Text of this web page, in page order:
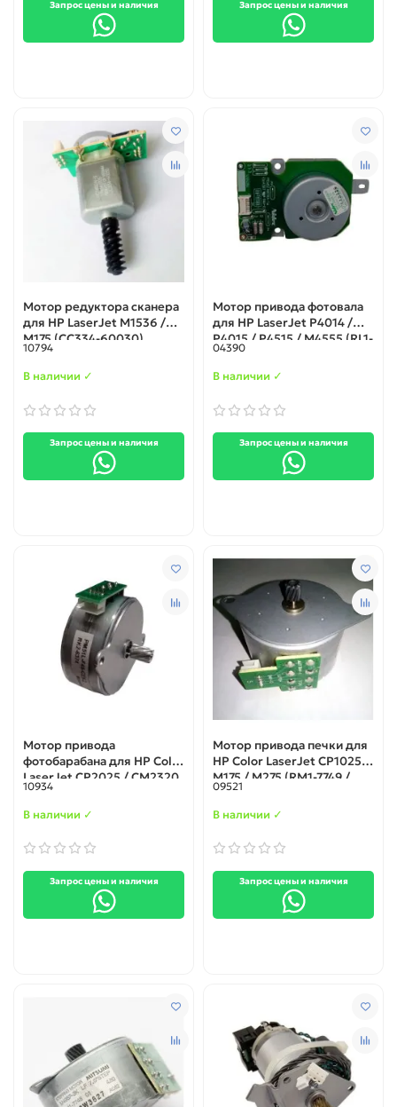
Запрос цены и наличия Запрос цены и наличия
Мотор редуктора сканера
для HP LaserJet M1536 /
M175 (CC334-60030)
10794
В наличии ✓
Запрос цены и наличия
Мотор привода фотовала
для HP LaserJet P4014 /
P4015 / P4515 / M4555 (RL1-
1659)
04390
В наличии ✓
Запрос цены и наличия
Мотор привода
фотобарабана для HP Color
LaserJet CP2025 / CM2320
/ M375 / M451 / M475 /
M476 (RL1-1800 / RM1-5416)
10934
В наличии ✓
Запрос цены и наличия
Мотор привода печки для
HP Color LaserJet CP1025 /
M175 / M275 (RM1-7749 /
RM2-7282)
09521
В наличии ✓
Запрос цены и наличия